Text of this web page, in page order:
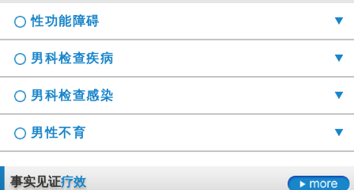
性功能障碍
勃起时间短硬度不够怎么办
男科检查疾病
男科检查感染
男性不育
事实见证疗效